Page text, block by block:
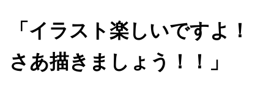
「イラスト楽しいですよ！
さあ描きましょう！！」